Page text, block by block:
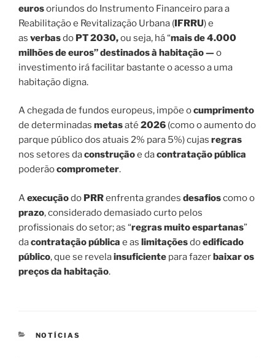
eurosoriundos do Instrumento Financeiro para a
Reabilitação e Revitalização Urbana (IFRRU) e
as verbasdo PT 2030,ou seja, há “mais de 4.000
milhões de euros”destinados à habitação —o
investimento irá facilitar bastante o acesso a uma
habitação digna.
A chegada de fundos europeus, impõe ocumprimento
de determinadas metasaté 2026 (como o aumento do
parque público dos atuais 2% para 5%) cujas regras
nos setores daconstruçãoe dacontratação pública
poderãocomprometer.
A execuçãodo PRRenfrenta grandes desafioscomo o
prazo, considerado demasiado curto pelos
profissionais do setor; as “regras muito espartanas”
dacontratação pública e as limitaçõesdoedificado
público, que se revelainsuficiente para fazerbaixar os
preços da habitação.
CATEGORIAS
NOTÍCIAS